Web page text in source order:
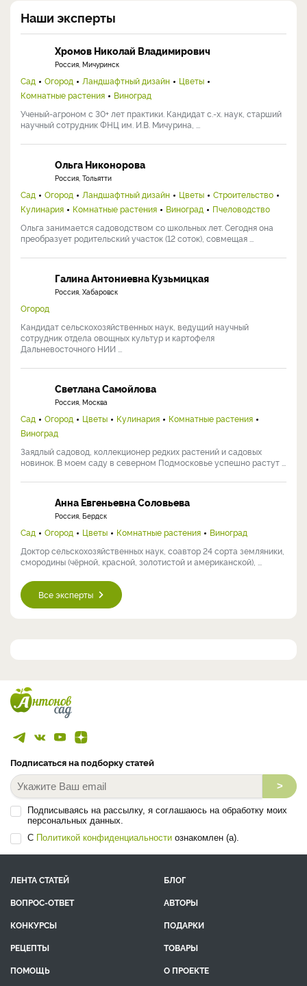
Наши эксперты
Хромов Николай Владимирович
Россия, Мичуринск
Сад Огород Ландшафтный дизайн
Цветы
Комнатные растения
Виноград
Ученый-агроном с 30+ лет практики. Кандидат с.-х. наук, старший
научный сотрудник ФНЦ им. И.В. Мичурина, ...
Ольга Никонорова
Россия, Тольятти
Сад Огород Ландшафтный дизайн Цветы
Строительство
Кулинария
Комнатные растения Виноград
Пчеловодство
Ольга занимается садоводством со школьных лет. Сегодня она
преобразует родительский участок (12 соток), совмещая ...
Галина Антониевна Кузьмицкая
Россия, Хабаровск
Огород
Кандидат сельскохозяйственных наук, ведущий научный
сотрудник отдела овощных культур и картофеля
Дальневосточного НИИ ...
Светлана Самойлова
Россия, Москва
Сад Огород Цветы Кулинария
Комнатные растения
Виноград
Заядлый садовод, коллекционер редких растений и садовых
новинок. В моем саду в северном Подмосковье успешно растут ...
Анна Евгеньевна Соловьева
Россия, Бердск
Сад Огород Цветы Комнатные растения
Виноград
Доктор сельскохозяйственных наук, соавтор 24 сорта земляники,
смородины (чёрной, красной, золотистой и американской), ...
Все эксперты
Подписаться на подборку статей
>
Подписываясь на рассылку, я соглашаюсь на обработку моих
персональных данных.
С Политикой конфиденциальности ознакомлен (а).
ЛЕНТА СТАТЕЙ
БЛОГ
ВОПРОС-ОТВЕТ
АВТОРЫ
КОНКУРСЫ
ПОДАРКИ
РЕЦЕПТЫ
ТОВАРЫ
ПОМОЩЬ
О ПРОЕКТЕ